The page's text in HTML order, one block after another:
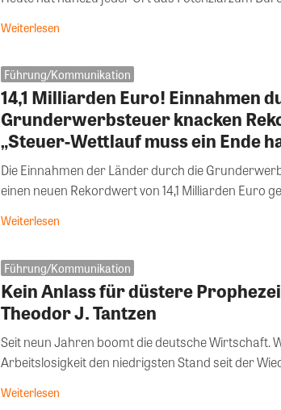
Weiterlesen
Führung/Kommunikation
14,1 Milliarden Euro! Einnahmen
Grunderwerbsteuer knacken
„Steuer-Wettlauf muss ein Ende
Die Einnahmen der Länder durch die
einen neuen Rekordwert von 14,1 Milliarden Euro
Weiterlesen
Führung/Kommunikation
Kein Anlass für düstere
Theodor J. Tantzen
Seit neun Jahren boomt die deutsche Wirtschaft.
Arbeitslosigkeit den niedrigsten Stand seit der
Weiterlesen